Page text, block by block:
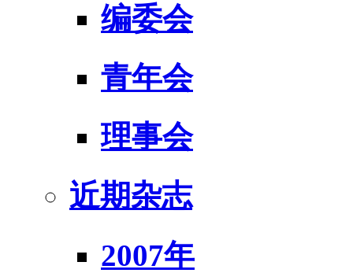
编委会
青年会
理事会
近期杂志
2007年